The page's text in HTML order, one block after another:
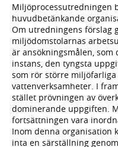
Miljöprocessutredningen
huvudbetänkande
Om utredningens förslag
miljödomstolarnas
är ansökningsmålen,
instans, den tyngsta
som rör större miljöfarliga
vattenverksamheter. I
stället prövningen av
dominerande uppgiften.
fortsättningen vara
Inom denna organisation
inta en särställning